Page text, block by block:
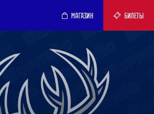
МАГАЗИН БИЛЕТЫ